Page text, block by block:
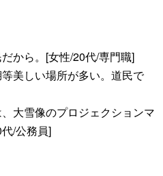
から。[女性/20代/専門職]
美しい場所が多い。道民で
大雪像のプロジェクションマ
/公務員]